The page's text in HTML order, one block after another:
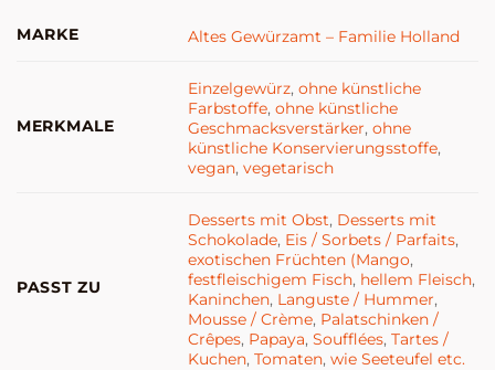
MARKE Altes Gewürzamt – Familie Holland
MERKMALE
Einzelgewürz,ohne künstliche
Farbstoffe,ohne künstliche
Geschmacksverstärker,ohne
künstliche Konservierungsstoffe,
vegan,vegetarisch
PASST ZU
Desserts mit Obst, Desserts mit
Schokolade, Eis / Sorbets / Parfaits,
exotischen Früchten (Mango,
festfleischigem Fisch, hellem Fleisch,
Kaninchen, Languste / Hummer,
Mousse / Crème, Palatschinken /
Crêpes, Papaya,Soufflées,Tartes /
Kuchen,Tomaten,wie Seeteufel etc.